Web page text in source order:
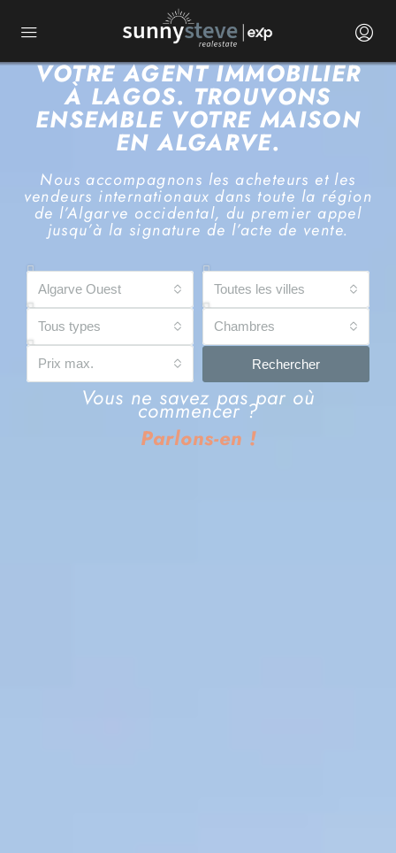
VOTRE AGENT IMMOBILIER
À LAGOS. TROUVONS
ENSEMBLE VOTRE MAISON
EN ALGARVE.
Nous accompagnons les acheteurs et les
vendeurs internationaux dans toute la région
de l’Algarve occidental, du premier appel
jusqu’à la signature de l’acte de vente.
Algarve Ouest Toutes les villes
Tous types Chambres
Prix max. Rechercher
Vous ne savez pas par où
commencer ?
Parlons-en !